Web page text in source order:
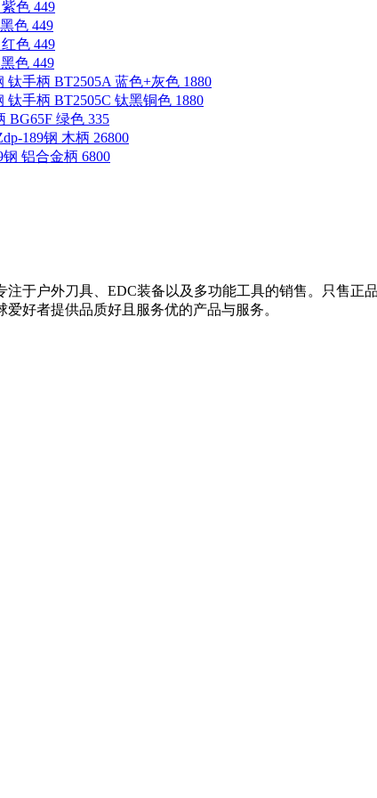
色 449
色 449
色 449
色 449
钛手柄 BT2505A 蓝色+灰色 1880
钛手柄 BT2505C 钛黑铜色 1880
BG65F 绿色 335
189钢 木柄 26800
钢 铝合金柄 6800
注于户外刀具、EDC装备以及多功能工具的销售。只售
好者提供品质好且服务优的产品与服务。